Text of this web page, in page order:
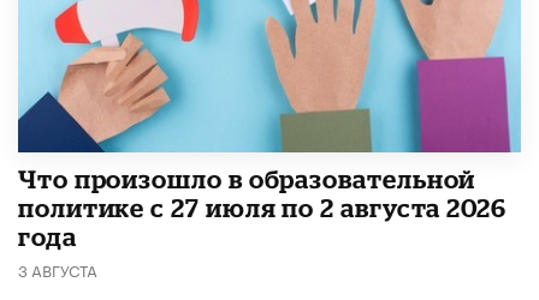
​Что произошло в образовательной
политике с 27 июля по 2 августа 2026
года
3 АВГУСТА